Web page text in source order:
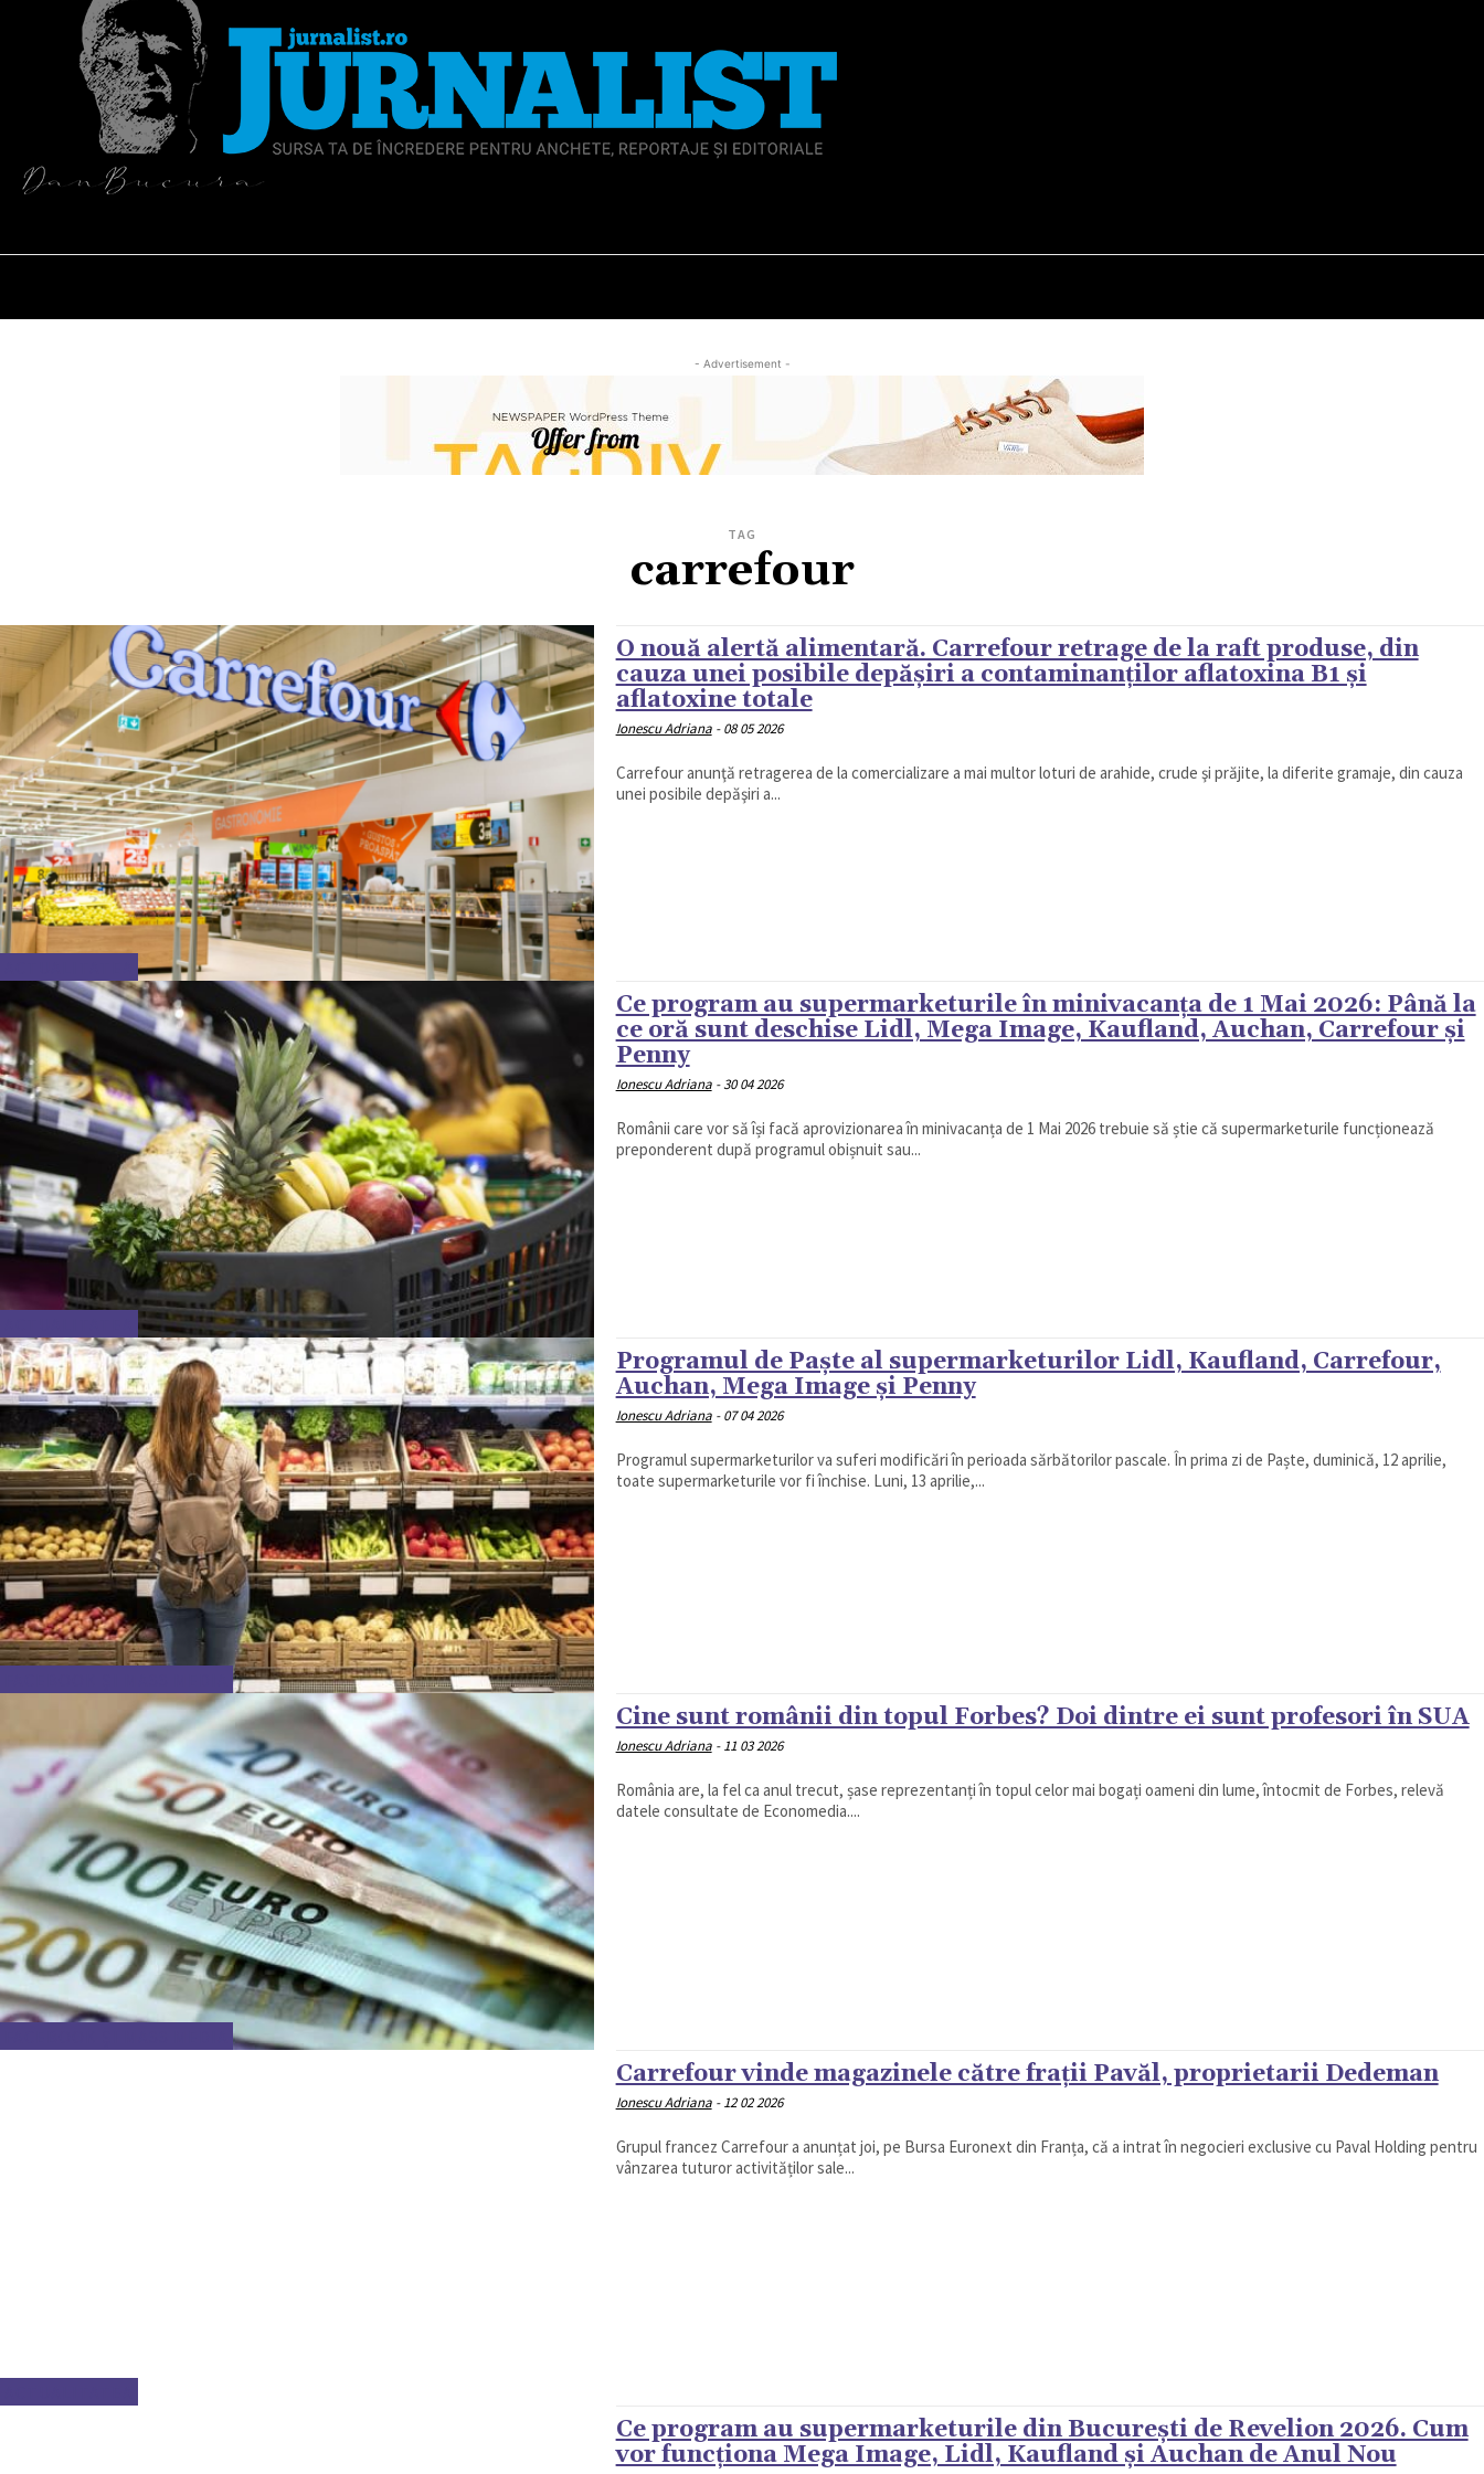
- Advertisement -
TAG
carrefour
O nouă alertă alimentară. Carrefour retrage de la raft produse, din
cauza unei posibile depăşiri a contaminanţilor aflatoxina B1 şi
aflatoxine totale
Ionescu Adriana - 08 05 2026
Carrefour anunţă retragerea de la comercializare a mai multor loturi de arahide, crude şi prăjite, la diferite gramaje, din cauza
unei posibile depăşiri a...
Ce program au supermarketurile în minivacanța de 1 Mai 2026: Până la
ce oră sunt deschise Lidl, Mega Image, Kaufland, Auchan, Carrefour și
Penny
Ionescu Adriana - 30 04 2026
Românii care vor să își facă aprovizionarea în minivacanța de 1 Mai 2026 trebuie să știe că supermarketurile funcționează
preponderent după programul obișnuit sau...
Programul de Paște al supermarketurilor Lidl, Kaufland, Carrefour,
Auchan, Mega Image și Penny
Ionescu Adriana - 07 04 2026
Programul supermarketurilor va suferi modificări în perioada sărbătorilor pascale. În prima zi de Paște, duminică, 12 aprilie,
toate supermarketurile vor fi închise. Luni, 13 aprilie,...
Cine sunt românii din topul Forbes? Doi dintre ei sunt profesori în SUA
Ionescu Adriana - 11 03 2026
România are, la fel ca anul trecut, șase reprezentanți în topul celor mai bogați oameni din lume, întocmit de Forbes, relevă
datele consultate de Economedia....
Carrefour vinde magazinele către frații Pavăl, proprietarii Dedeman
Ionescu Adriana - 12 02 2026
Grupul francez Carrefour a anunțat joi, pe Bursa Euronext din Franța, că a intrat în negocieri exclusive cu Paval Holding pentru
vânzarea tuturor activităților sale...
Ce program au supermarketurile din București de Revelion 2026. Cum
vor funcționa Mega Image, Lidl, Kaufland și Auchan de Anul Nou